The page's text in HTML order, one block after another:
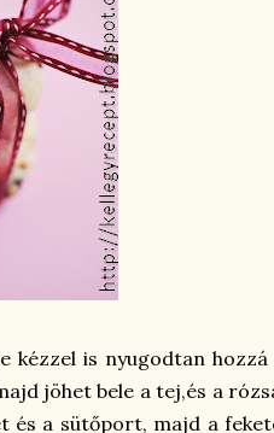
is nyugodtan hozzá
jöhet bele a tej,és a
és a sütőport, majd a